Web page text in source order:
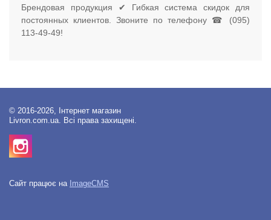
Брендовая продукция ✔ Гибкая система скидок для
постоянных клиентов. Звоните по телефону ☎ (095)
113-49-49!
© 2016-2026, Інтернет магазин
Livron.com.ua. Всі права захищені.
Сайт працює на ImageCMS